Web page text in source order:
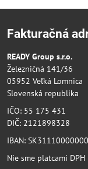
Fakturačná
READY Group s.r.o.
Železničná 141/36
05952 Veľká Lomnica
Slovenská republika
IČO: 55 175 431
DIČ: 2121898328
IBAN:
Nie sme platcami DPH